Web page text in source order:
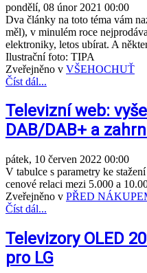
pondělí, 08 únor 2021 00:00
Dva články na toto téma vám
měl), v minulém roce
elektroniky, letos ubírat. A
Ilustrační foto: TIPA
Zveřejněno v VŠEHOCHUŤ
Číst dál...
Televizní web:
DAB/DAB+ a
pátek, 10 červen 2022 00:00
V tabulce s parametry ke
cenové relaci mezi 5.000 a
Zveřejněno v PŘED
Číst dál...
Televizory OLED
pro LG